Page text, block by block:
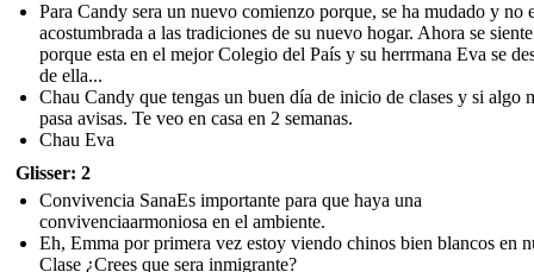
Para Candy sera un nuevo comienzo porque, se ha mudado y no
acostumbrada a las tradiciones de su nuevo hogar. Ahora se
porque esta en el mejor Colegio del País y su herrmana Eva se
de ella...
Chau Candy que tengas un buen día de inicio de clases y si algo
pasa avisas. Te veo en casa en 2 semanas.
Chau Eva
Glisser: 2
Convivencia SanaEs importante para que haya una
convivenciaarmoniosa en el ambiente.
Eh, Emma por primera vez estoy viendo chinos bien blancos en
Clase ¿Crees que sera inmigrante?